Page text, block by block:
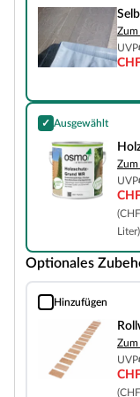
UVP
✓ Ausgewählt
Holzschutz-Grund
UVP
Liter)
Optionales
Hinzufügen
Rollwege Lärche Natur
UVP